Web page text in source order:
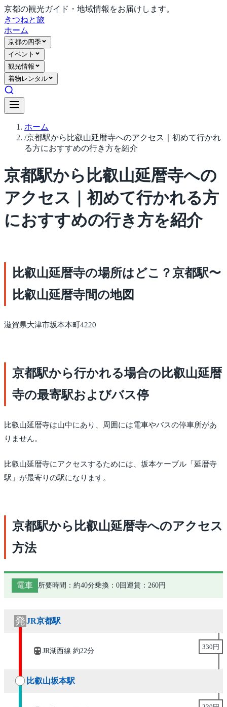
京都の観光ガイド・地域情報をお届けします。
きつねと旅
ホーム
京都の四季
イベント
観光情報
着物レンタル
ホーム
/京都駅から比叡山延暦寺へのアクセス｜初めて行かれ
る方におすすめの行き方を紹介
京都駅から比叡山延暦寺への
アクセス｜初めて行かれる方
におすすめの行き方を紹介
比叡山延暦寺の場所はどこ？京都駅〜
比叡山延暦寺間の地図
滋賀県大津市坂本本町4220
京都駅から行かれる場合の比叡山延暦
寺の最寄駅およびバス停
比叡山延暦寺は山中にあり、周囲には電車やバスの停車所があ
りません。
比叡山延暦寺にアクセスするためには、坂本ケーブル「延暦寺
駅」が最寄りの駅になります。
京都駅から比叡山延暦寺へのアクセス
方法
電車 所要時間：約40分乗換：0回運賃：260円
JR京都駅
JR湖西線 約22分
330円
比叡山坂本駅